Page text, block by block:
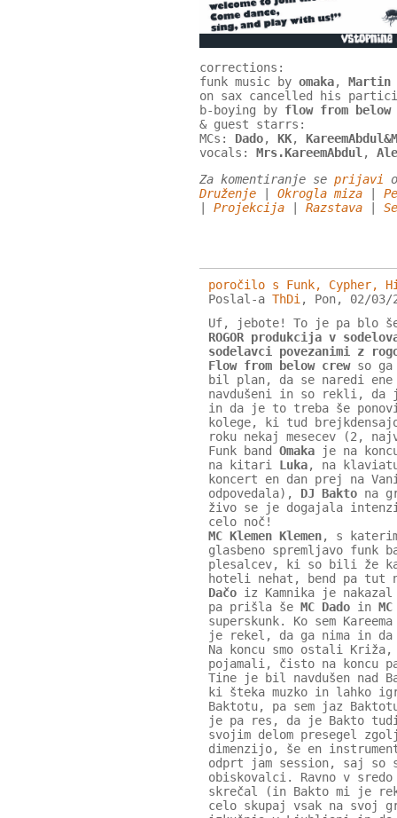
corrections:
funk music by omaka, Martin
on sax cancelled his
b-boying by flow from below
& guest starrs:
MCs: Dado, KK,
vocals: Mrs.KareemAbdul,
Za komentiranje se prijavi
Druženje
Okrogla miza
Projekcija Razstava
poročilo s Funk, Cypher,
Poslal-a ThDi, Pon, 02/03/
Uf, jebote! To je pa blo
ROGOR produkcija v
sodelavci povezanimi z
Flow from below crew so
bil plan, da se naredi
navdušeni in so rekli, da
in da je to treba še
kolege, ki tud
roku nekaj mesecev (2,
Funk band Omaka je na
na kitari Luka, na
koncert en dan prej na
odpovedala), DJ Bakto na
živo se je dogajala
celo noč!
MC Klemen Klemen, s
glasbeno spremljavo funk
plesalcev, ki so bili že
hoteli nehat, bend pa tut
Dačo iz Kamnika je
pa prišla še MC Dado in
superskunk. Ko sem
je rekel, da ga nima in da
Na koncu smo ostali
pojamali, čisto na koncu
Tine je bil navdušen nad
ki šteka muzko in lahko
Baktotu, pa sem jaz
je pa res, da je Bakto
svojim delom presegel
dimenzijo, še en
odprt jam session, saj so
obiskovalci. Ravno v
skrečal (in Bakto mi je
celo skupaj vsak na svoj